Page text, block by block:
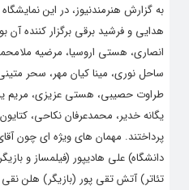
به گزارش هنرمندنیوز، در این
هدایی و فرشید برقی برگزار کننده آن
انصاری، هستی اروسیا، مرضیه
ساحل نوری، مینا کیان مهر، سحر
طراوت حصیبی، هستی عزیزی، مریم
یگانه خدیر، محمدعرفان نکاحی،
پرداختند. مهمان های ویژه ای چون
دانشگاه) علی هادیپور (فیلمساز و
تئاتر) آتش تقی پور (بازیگر) هلن